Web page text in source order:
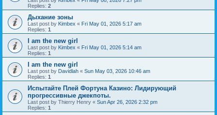
Replies: 2
Дыхание зоны
Last post by Kimbex « Fri May 01, 2026 5:17 am
Replies: 1
I am the new girl
Last post by Kimbex « Fri May 01, 2026 5:14 am
Replies: 1
I am the new girl
Last post by Davidlah « Sun May 03, 2026 10:46 am
Replies: 1
Испытайте Плей Фортуна Казино: Лидирующий
прогрессивные джекпоты.
Last post by Thierry Henry « Sun Apr 26, 2026 2:32 pm
Replies: 1